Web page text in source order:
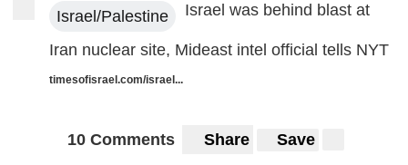
Israel/Palestine Israel was behind blast at
Iran nuclear site, Mideast intel official tells NYT
timesofisrael.com/israel...
10 Comments Share Save